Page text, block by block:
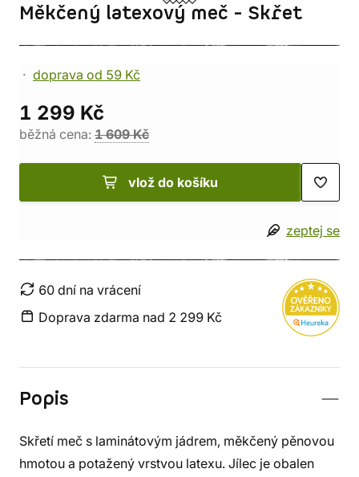
Měkčený latexový meč - Skřet
doprava od 59 Kč
1 299 Kč
běžná cena: 1 609 Kč
vlož do košíku
zeptej se
60 dní na vrácení
Doprava zdarma nad 2 299 Kč
Popis
Skřetí meč s laminátovým jádrem, měkčený pěnovou
hmotou a potažený vrstvou latexu. Jílec je obalen